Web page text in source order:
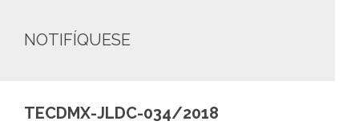
NOTIFÍQUESE
TECDMX-JLDC-034/2018